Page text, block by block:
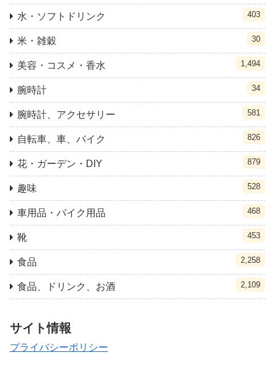
水・ソフトドリンク 403
米・雑穀 30
美容・コスメ・香水 1,494
腕時計 34
腕時計、アクセサリー 581
自転車、車、バイク 826
花・ガーデン・DIY 879
趣味 528
車用品・バイク用品 468
靴 453
食品 2,258
食品、ドリンク、お酒 2,109
サイト情報
プライバシーポリシー